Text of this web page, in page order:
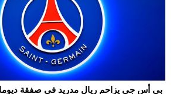
بي أس جي يزاحم ريال مدريد في صفقة